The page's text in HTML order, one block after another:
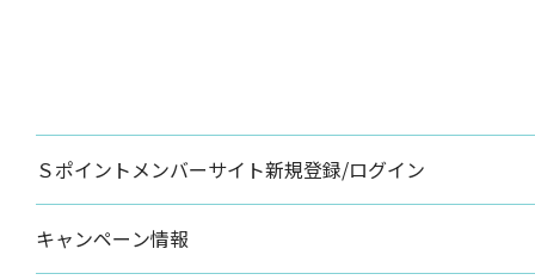
Ｓポイントメンバーサイト新規登録/ログイン
キャンペーン情報